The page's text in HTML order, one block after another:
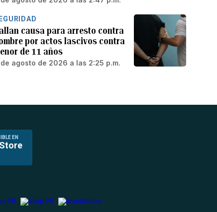
causa para arresto contra
por actos lascivos contra
de 11 años
agosto de 2026 a las 2:25 p.m.
EN